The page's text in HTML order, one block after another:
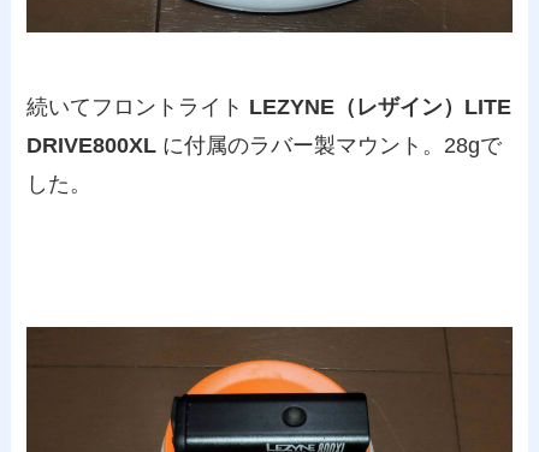
続いてフロントライト LEZYNE（レザイン）LITE
DRIVE800XL に付属のラバー製マウント。28gで
した。